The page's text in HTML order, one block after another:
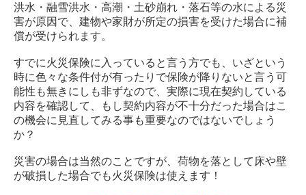
洪水・融雪洪水・高潮・土砂崩れ・落石等の水による災
害が原因で、建物や家財が所定の損害を受けた場合に補
償が受けられます。
すでに火災保険に入っていると言う方でも、いざという
時に色々な条件付が有ったりで保険が降りないと言う可
能性も無きにしも非ずなので、実際に現在契約している
内容を確認して、もし契約内容が不十分だった場合はこ
の機会に見直してみる事も重要なのではないでしょう
か？
災害の場合は当然のことですが、荷物を落として床や壁
が破損した場合でも火災保険は使えます！